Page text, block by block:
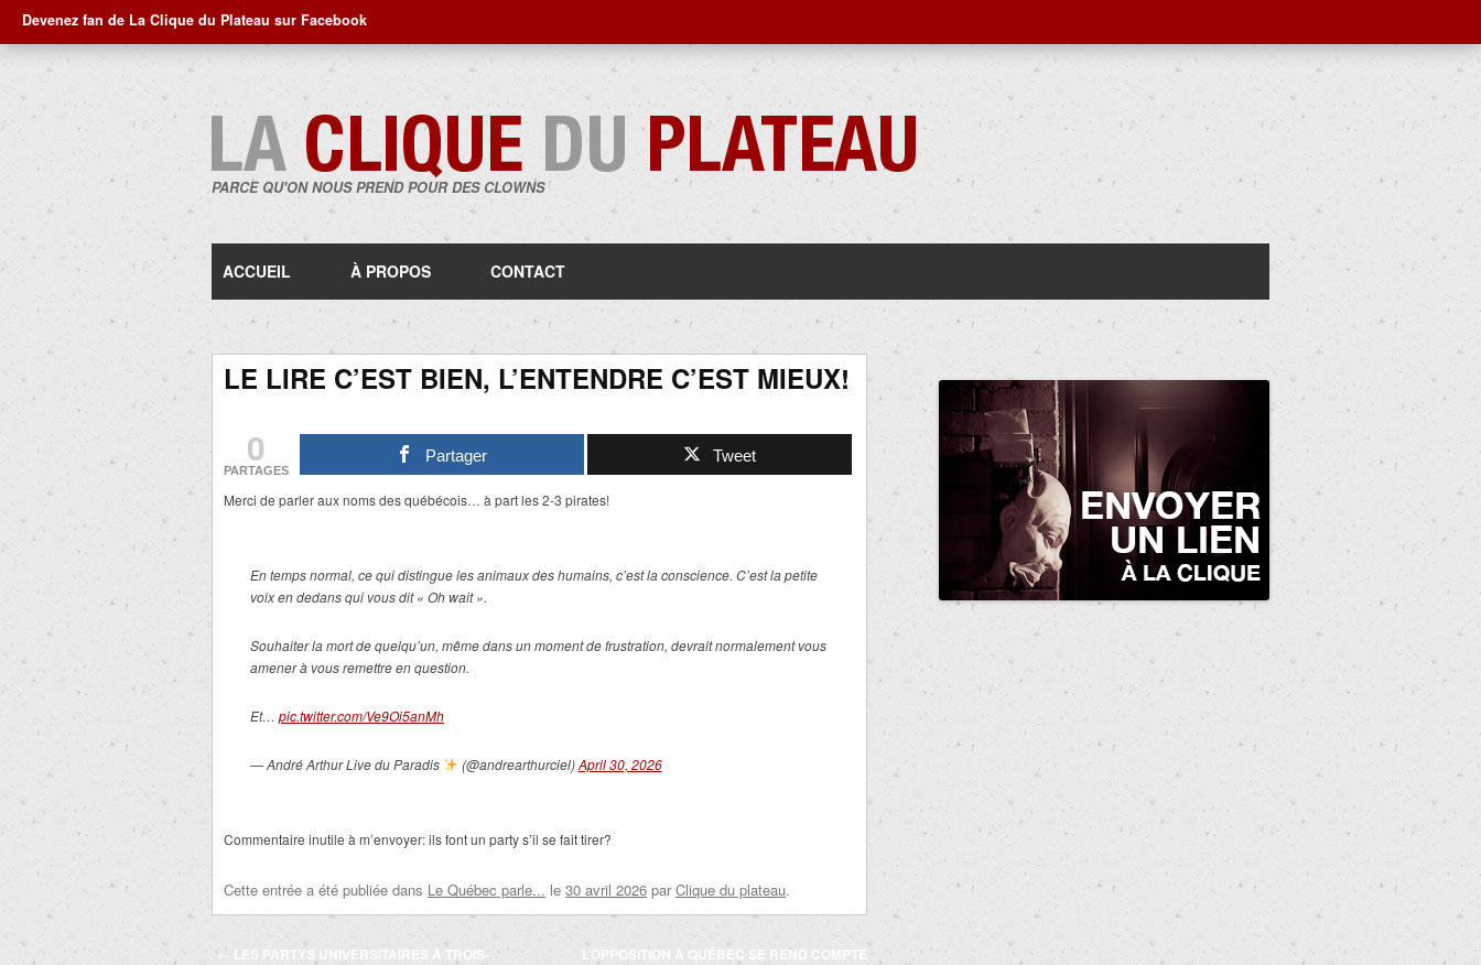
Devenez fan de La Clique du Plateau sur Facebook
PARCE QU'ON NOUS PREND POUR DES CLOWNS
au
ACCUEIL À PROPOS CONTACT
LE LIRE C’EST BIEN, L’ENTENDRE C’EST MIEUX!
0
PARTAGES
Partager Tweet
Merci de parler aux noms des québécois… à part les 2-3 pirates!
En temps normal, ce qui distingue les animaux des humains, c’est la conscience. C’est la petite
voix en dedans qui vous dit « Oh wait ».
Souhaiter la mort de quelqu’un, même dans un moment de frustration, devrait normalement vous
amener à vous remettre en question.
Et… pic.twitter.com/Ve9Oi5anMh
— André Arthur Live du Paradis (@andrearthurciel)April 30, 2026
Commentaire inutile à m’envoyer: ils font un party s’il se fait tirer?
Cette entrée a été publiée dans Le Québec parle... le 30 avril 2026 par Clique du plateau.
Navigation
← LES PARTYS UNIVERSITAIRES À TROIS-
L’OPPOSITION À QUÉBEC SE REND COMPTE